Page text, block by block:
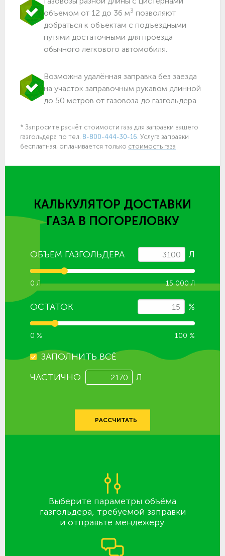
объемом от 12 до 36 м3 позволяют
добраться к объектам c подъездными
путями достаточными для проезда
обычного легкового автомобиля.
Возможна удалённая заправка без заезда
на участок заправочным рукавом длинной
до 50 метров от газовоза до газгольдера.
* Запросите расчёт стоимости газа для заправки вашего
газгольдера по тел. 8-800-444-30-16. Услуга заправки
бесплатная, оплачивается только стоимость газа
КАЛЬКУЛЯТОР ДОСТАВКИ
ГАЗА В ПОГОРЕЛОВКУ
ОБЪЁМ ГАЗГОЛЬДЕРА Л
0 Л 15 000 Л
ОСТАТОК %
0 % 100 %
ЗАПОЛНИТЬ ВСЁ
ЧАСТИЧНО
Л
РАССЧИТАТЬ
Выберите параметры объёма
газгольдера, требуемой заправки
и отправьте мендежеру.